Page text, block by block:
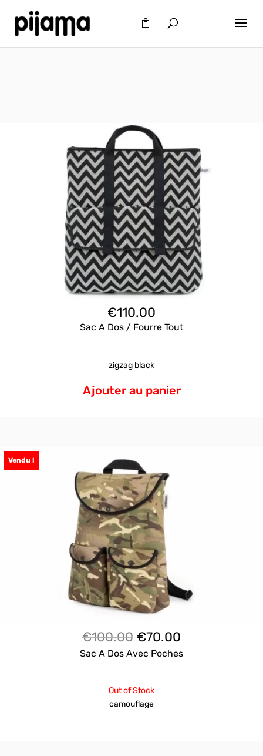
€110.00
Sac A Dos / Fourre Tout
zigzag black
Ajouter au panier
Vendu !
€100.00 Le
prix
€100.00.
€70.00
prix
Sac A Dos Avec Poches
Out of Stock
camouflage